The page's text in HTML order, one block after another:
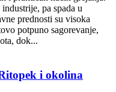
pa spada u
prednosti su visoka
potpuno sagorevanje,
dok...
i okolina